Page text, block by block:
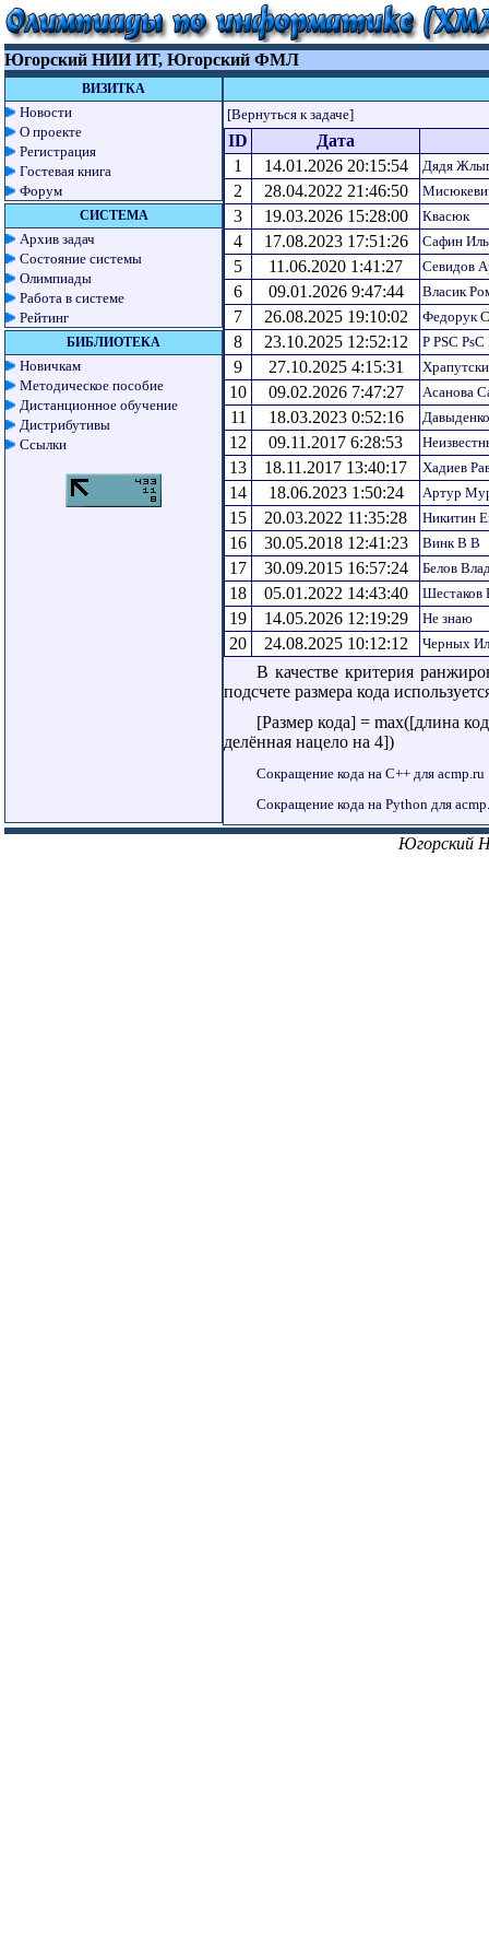
Югорский НИИ ИТ, Югорский ФМЛ
ВИЗИТКА
Новости
О проекте
Регистрация
Гостевая книга
Форум
СИСТЕМА
Архив задач
Состояние системы
Олимпиады
Работа в системе
Рейтинг
БИБЛИОТЕКА
Новичкам
Методическое пособие
Дистанционное обучение
Дистрибутивы
Ссылки
[Вернуться к задаче]
ID
Дата
1
14.01.2026 20:15:54 Дядя
2 28.04.2022 21:46:50
3 19.03.2026 15:28:00 Квасюк
4 17.08.2023 17:51:26 Сафин
5 11.06.2020 1:41:27 Севидов
6 09.01.2026 9:47:44 Власик
7 26.08.2025 19:10:02 Федорук
8 23.10.2025 12:52:12 Р РЅС РѕС
9 27.10.2025 4:15:31
10 09.02.2026 7:47:27 Асанова
11 18.03.2023 0:52:16
12 09.11.2017 6:28:53
13 18.11.2017 13:40:17 Хадиев
14 18.06.2023 1:50:24 Артур
15 20.03.2022 11:35:28 Никитин
16 30.05.2018 12:41:23 Винк В В
17 30.09.2015 16:57:24 Белов
18 05.01.2022 14:43:40 Шестаков
19 14.05.2026 12:19:29 Не знаю
20 24.08.2025 10:12:12 Черных
В качестве критерия
подсчете размера кода
[Размер кода] = max([длина
делённая нацело на 4])
Сокращение кода на C++ для acmp.ru
Сокращение кода на Python для
Югорский